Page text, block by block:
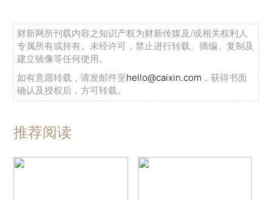
财新网所刊载内容之知识产权为财新传媒及/或相关权利人
专属所有或持有。未经许可，禁止进行转载、摘编、复制及
建立镜像等任何使用。
如有意愿转载，请发邮件至hello@caixin.com ，获得书面
确认及授权后，方可转载。
推荐阅读